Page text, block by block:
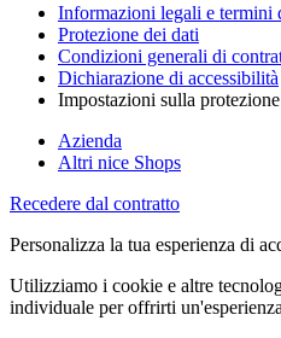
Informazioni legali e termini
Protezione dei dati
Condizioni generali di
Dichiarazione di accessibilità
Impostazioni sulla
Azienda
Altri nice Shops
Recedere dal contratto
Personalizza la tua esperienza di
Utilizziamo i cookie e altre
individuale per offrirti